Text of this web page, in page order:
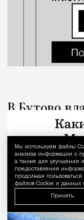
Мы используем файлы
анализа информации о
а также для улучшения
предоставления
продолжая
файлов Cookie и данных
Принять
В Бутово
намаза
Город Кирилл